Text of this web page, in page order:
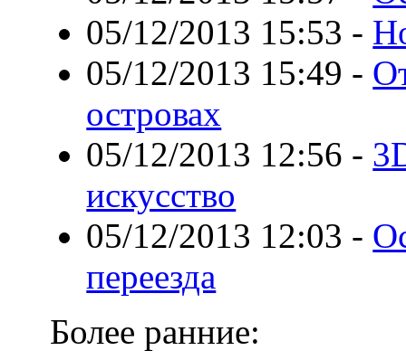
05/12/2013 15:53 -
05/12/2013 15:49 -
островах
05/12/2013 12:56 -
искусство
05/12/2013 12:03 -
переезда
Более ранние: